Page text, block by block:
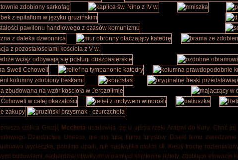
stolica Gruzji, Mccheta usadowiła się u ujścia rzeki Aragwi do Kury. Choć
Dziedzictwa Unesco, nie ma tutaj tłumu turystów. Dzięki temu
wycieczka, pomimo upału, nie nadwątliła moich sił. Kiedy trochę
budowlami, najbardziej utkwiły mi w pamięci kamienne reliefy, zdobiące elewacje